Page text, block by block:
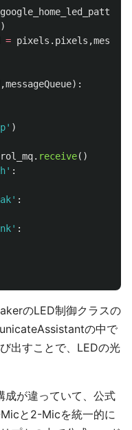
google_home_led_pattern
)
= pixels . pixels ,
,messageQueue):
' )
. receive()
' :
' :
' :
のLED制御クラスの
の中で
出すことで、LEDの光
が違っていて、公式
と2-Micを統一的に